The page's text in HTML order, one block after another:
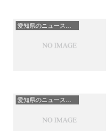
愛知県のニュース一覧